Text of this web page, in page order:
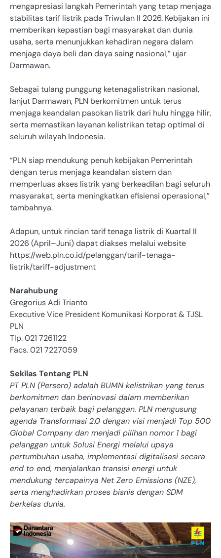
mengapresiasi langkah Pemerintah yang tetap menjaga
stabilitas tarif listrik pada Triwulan II 2026. Kebijakan ini
memberikan kepastian bagi masyarakat dan dunia
usaha, serta menunjukkan kehadiran negara dalam
menjaga daya beli dan daya saing nasional,” ujar
Darmawan.
Sebagai tulang punggung ketenagalistrikan nasional,
lanjut Darmawan, PLN berkomitmen untuk terus
menjaga keandalan pasokan listrik dari hulu hingga hilir,
serta memastikan layanan kelistrikan tetap optimal di
seluruh wilayah Indonesia.
“PLN siap mendukung penuh kebijakan Pemerintah
dengan terus menjaga keandalan sistem dan
memperluas akses listrik yang berkeadilan bagi seluruh
masyarakat, serta meningkatkan efisiensi operasional,”
tambahnya.
Adapun, untuk rincian tarif tenaga listrik di Kuartal II
2026 (April–Juni) dapat diakses melalui website
https://web.pln.co.id/pelanggan/tarif-tenaga-
listrik/tariff-adjustment
Narahubung
Gregorius Adi Trianto
Executive Vice President Komunikasi Korporat & TJSL
PLN
Tlp. 021 7261122
Facs. 021 7227059
Sekilas Tentang PLN
PT PLN (Persero) adalah BUMN kelistrikan yang terus
berkomitmen dan berinovasi dalam memberikan
pelayanan terbaik bagi pelanggan. PLN mengusung
agenda Transformasi 2.0 dengan visi menjadi Top 500
Global Company dan menjadi pilihan nomor 1 bagi
pelanggan untuk Solusi Energi melalui upaya
pertumbuhan usaha, implementasi digitalisasi secara
end to end, menjalankan transisi energi untuk
mendukung tercapainya Net Zero Emissions (NZE),
serta menghadirkan proses bisnis dengan SDM
berkelas dunia.